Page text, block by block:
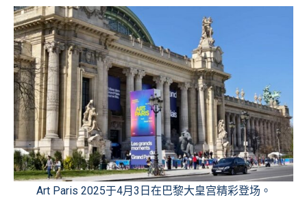
Art Paris 2025于4月3日在巴黎大皇宫精彩登场。